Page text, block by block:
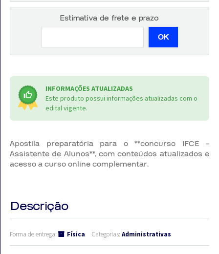
Estimativa de frete e prazo
OK
INFORMAÇÕES ATUALIZADAS
Este produto possui informações atualizadas com o
edital vigente.
Apostila preparatória para o **concurso IFCE –
Assistente de Alunos**, com conteúdos atualizados e
acesso a curso online complementar.
Descrição
Forma de entrega: Física Categorias: Administrativas